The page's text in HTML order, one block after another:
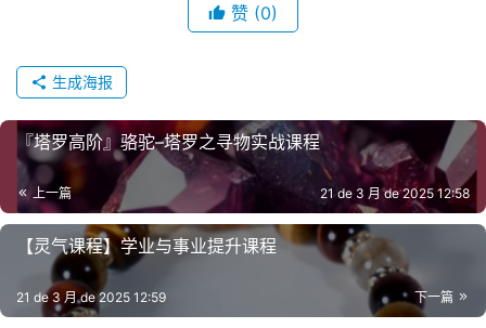
赞 (0)
生成海报
『塔罗高阶』骆驼–塔罗之寻物实战课程
上一篇 21 de 3 月 de 2025 12:58
【灵‮课气‬程】‮业学‬与事业提‮课升‬程
下一篇
21 de 3 月 de 2025 12:59